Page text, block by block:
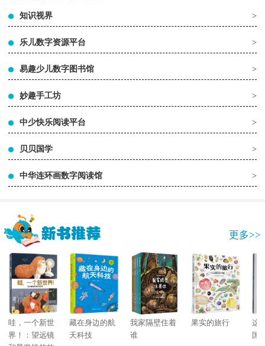
知识视界 >
乐儿数字资源平台 >
易趣少儿数字图书馆 >
妙趣手工坊 >
中少快乐阅读平台 >
贝贝国学 >
中华连环画数字阅读馆 >
更多>>
哇，一个新世
界！：望远镜
藏在身边的航
天科技
我家隔壁住着
谁
果实的旅行
这
国